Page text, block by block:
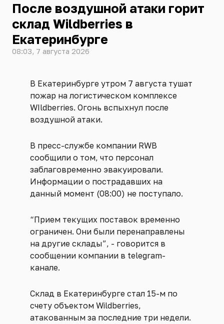
После воздушной атаки горит
склад Wildberries в
Екатеринбурге
08:03, 7 августа 2026
В Екатеринбурге утром 7 августа тушат
пожар на логистическом комплексе
WIldberries. Огонь вспыхнул после
воздушной атаки.
В пресс-службе компании RWB
сообщили о том, что персонал
заблаговременно эвакуировали.
Информации о пострадавших на
данный момент (08:00) не поступало.
“Прием текущих поставок временно
ограничен. Они были перенаправлены
на другие склады”, - говорится в
сообщении компании в telegram-
канале.
Склад в Екатеринбурге стал 15-м по
счету объектом Wildberries,
атакованным за последние три недели.